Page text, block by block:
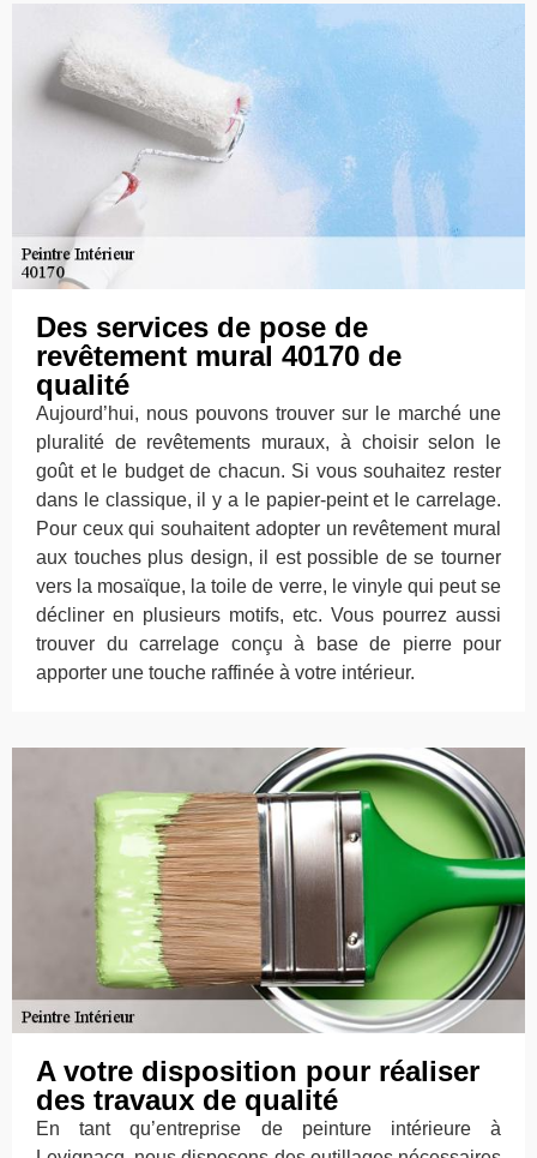
Des services de pose de
revêtement mural 40170 de
qualité
Aujourd’hui, nous pouvons trouver sur le marché une
pluralité de revêtements muraux, à choisir selon le
goût et le budget de chacun. Si vous souhaitez rester
dans le classique, il y a le papier-peint et le carrelage.
Pour ceux qui souhaitent adopter un revêtement mural
aux touches plus design, il est possible de se tourner
vers la mosaïque, la toile de verre, le vinyle qui peut se
décliner en plusieurs motifs, etc. Vous pourrez aussi
trouver du carrelage conçu à base de pierre pour
apporter une touche raffinée à votre intérieur.
A votre disposition pour réaliser
des travaux de qualité
En tant qu’entreprise de peinture intérieure à